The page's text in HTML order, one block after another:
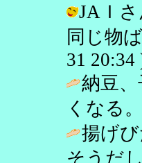
JAＩ
同じ物
31 20:34
納豆
くなる
揚げ
そうだ